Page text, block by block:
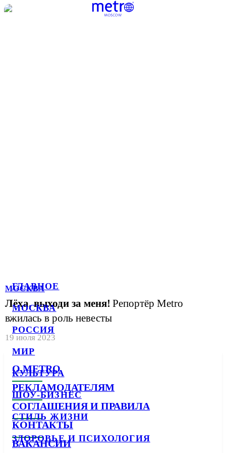
ГЛАВНОЕ
МОСКВА
РОССИЯ
МИР
КУЛЬТУРА
ШОУ-БИЗНЕС
СТИЛЬ ЖИЗНИ
ЗДОРОВЬЕ И ПСИХОЛОГИЯ
МОСКВА
Лёха, выходи за меня! Репортёр Metro
вжилась в роль невесты
19 июля 2023
О METRO
РЕКЛАМОДАТЕЛЯМ
СОГЛАШЕНИЯ И ПРАВИЛА
КОНТАКТЫ
ВАКАНСИИ